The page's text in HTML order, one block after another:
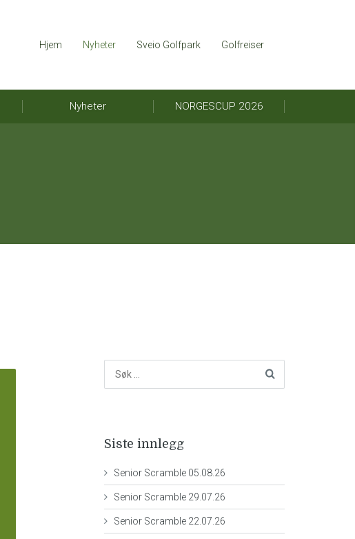
Hjem Nyheter Sveio Golfpark Golfreiser
Nyheter NORGESCUP 2026
Siste innlegg
Senior Scramble 05.08.26
Senior Scramble 29.07.26
Senior Scramble 22.07.26